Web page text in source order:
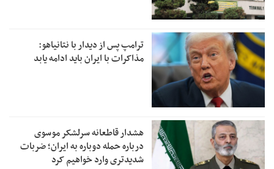
ترامپ پس از دیدار با نتانیاهو:
مذاکرات با ایران باید ادامه یابد
هشدار قاطعانه سرلشکر موسوی
درباره حمله دوباره به ایران؛ ضربات
شدیدتری وارد خواهیم کرد